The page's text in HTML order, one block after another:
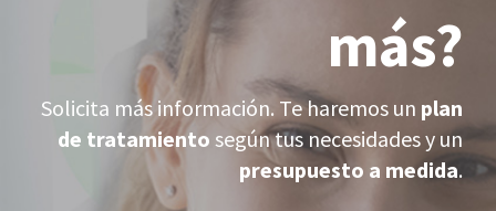
más?
Solicita más información. Te haremos un plan
de tratamiento según tus necesidades y un
presupuesto a medida.